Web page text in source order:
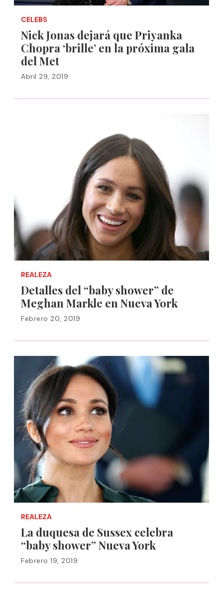
CELEBS
Nick Jonas dejará que Priyanka
Chopra ‘brille’ en la próxima gala
del Met
Abril 29, 2019
REALEZA
Detalles del “baby shower” de
Meghan Markle en Nueva York
Febrero 20, 2019
REALEZA
La duquesa de Sussex celebra
“baby shower” Nueva York
Febrero 19, 2019